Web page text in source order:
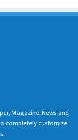
Magazine, News and
completely customize